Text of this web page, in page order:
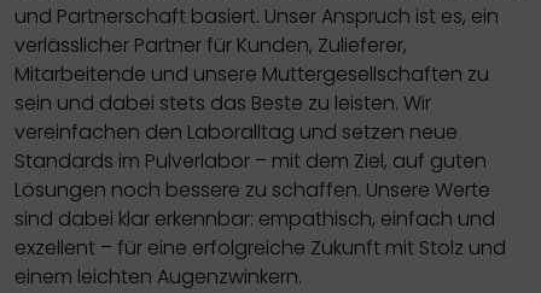
und Partnerschaft basiert. Unser Anspruch ist es, ein
verlässlicher Partner für Kunden, Zulieferer,
Mitarbeitende und unsere Muttergesellschaften zu
sein und dabei stets das Beste zu leisten. Wir
vereinfachen den Laboralltag und setzen neue
Standards im Pulverlabor – mit dem Ziel, auf guten
Lösungen noch bessere zu schaffen. Unsere Werte
sind dabei klar erkennbar: empathisch, einfach und
exzellent – für eine erfolgreiche Zukunft mit Stolz und
einem leichten Augenzwinkern.